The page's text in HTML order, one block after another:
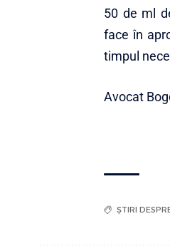
50 de ml
face în
timpul
Avocat
ȘTIRI